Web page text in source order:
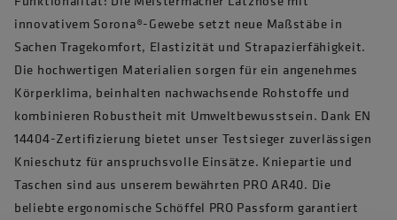
innovativem Sorona®-Gewebe setzt neue Maßstäbe in
Sachen Tragekomfort, Elastizität und Strapazierfähigkeit.
Die hochwertigen Materialien sorgen für ein angenehmes
Körperklima, beinhalten nachwachsende Rohstoffe und
kombinieren Robustheit mit Umweltbewusstsein. Dank EN
14404-Zertifizierung bietet unser Testsieger zuverlässigen
Knieschutz für anspruchsvolle Einsätze. Kniepartie und
Taschen sind aus unserem bewährten PRO AR40. Die
beliebte ergonomische Schöffel PRO Passform garantiert